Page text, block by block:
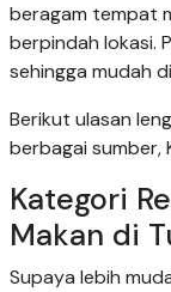
beragam tempat
berpindah lokasi.
sehingga mudah
Berikut ulasan
berbagai sumber,
Kategori
Makan di
Supaya lebih